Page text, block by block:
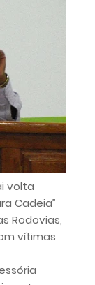
volta
Cadeia”
Rodovias,
vítimas